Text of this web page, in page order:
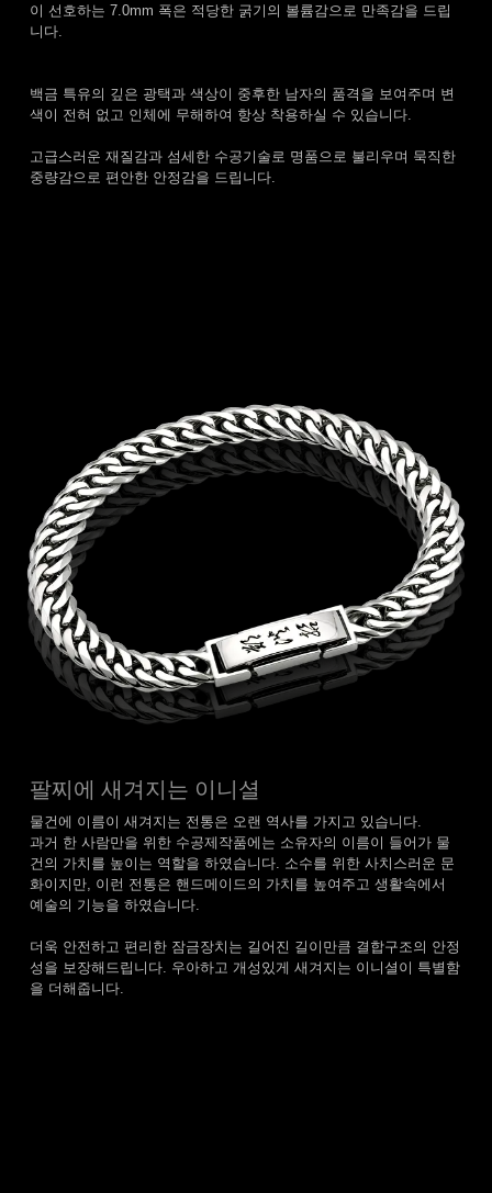
이 선호하는 7.0mm 폭은 적당한 굵기의 볼륨감으로 만족감을 드립
니다.
백금 특유의 깊은 광택과 색상이 중후한 남자의 품격을 보여주며 변
색이 전혀 없고 인체에 무해하여 항상 착용하실 수 있습니다.
고급스러운 재질감과 섬세한 수공기술로 명품으로 불리우며 묵직한
중량감으로 편안한 안정감을 드립니다.
팔찌에 새겨지는 이니셜
물건에 이름이 새겨지는 전통은 오랜 역사를 가지고 있습니다.
과거 한 사람만을 위한 수공제작품에는 소유자의 이름이 들어가 물
건의 가치를 높이는 역할을 하였습니다. 소수를 위한 사치스러운 문
화이지만, 이런 전통은 핸드메이드의 가치를 높여주고 생활속에서
예술의 기능을 하였습니다.
더욱 안전하고 편리한 잠금장치는 길어진 길이만큼 결합구조의 안정
성을 보장해드립니다. 우아하고 개성있게 새겨지는 이니셜이 특별함
을 더해줍니다.